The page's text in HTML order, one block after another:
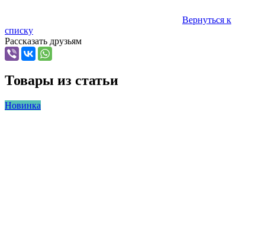
Вернуться к
списку
Рассказать друзьям
Товары из статьи
Новинка